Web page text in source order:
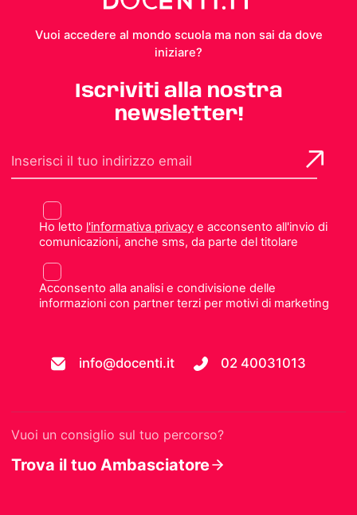
Vuoi accedere al mondo scuola ma non sai da dove
iniziare?
Iscriviti alla nostra
newsletter!
Ho letto l'informativa privacye acconsento all'invio di
comunicazioni, anche sms, da parte del titolare
Acconsento alla analisi e condivisione delle
informazioni con partner terzi per motivi di marketing
info@docenti.it 02 40031013
Vuoi un consiglio sul tuo percorso?
Trova il tuo Ambasciatore